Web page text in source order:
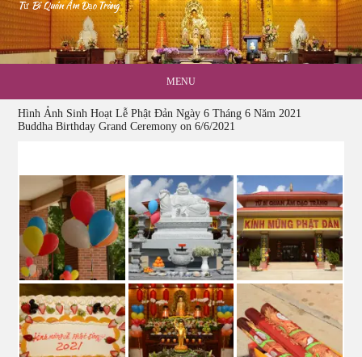
Từ Bi Quán Âm Đạo Tràng
MENU
Hình Ảnh Sinh Hoạt Lễ Phật Đản Ngày 6 Tháng 6 Năm 2021
Buddha Birthday Grand Ceremony on 6/6/2021